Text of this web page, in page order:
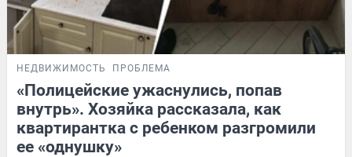
НЕДВИЖИМОСТЬ ПРОБЛЕМА
«Полицейские ужаснулись, попав
внутрь». Хозяйка рассказала, как
квартирантка с ребенком разгромили
ее «однушку»